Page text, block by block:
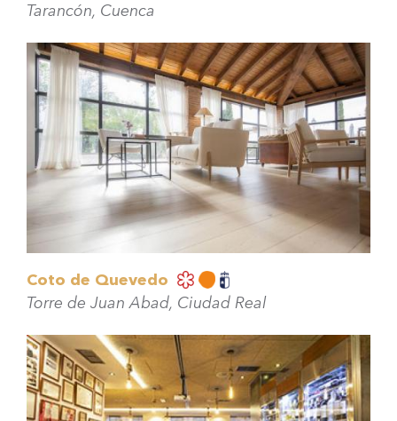
Tarancón, Cuenca
Coto de Quevedo
Torre de Juan Abad, Ciudad Real